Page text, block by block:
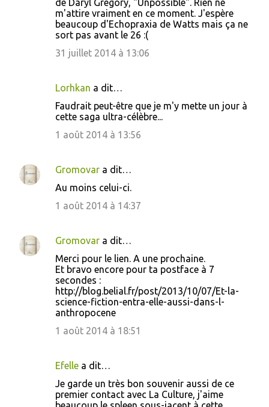
de Daryl Grégory, "Unpossible". Rien ne
m'attire vraiment en ce moment. J'espère
beaucoup d'Echopraxia de Watts mais ça ne
sort pas avant le 26 :(
31 juillet 2014 à 13:06
Lorhkan a dit…
Faudrait peut-être que je m'y mette un jour à
cette saga ultra-célèbre...
1 août 2014 à 13:56
Gromovar a dit…
Au moins celui-ci.
1 août 2014 à 14:37
Gromovar a dit…
Merci pour le lien. A une prochaine.
Et bravo encore pour ta postface à 7
secondes :
http://blog.belial.fr/post/2013/10/07/Et-la-
science-fiction-entra-elle-aussi-dans-l-
anthropocene
1 août 2014 à 18:51
Efelle a dit…
Je garde un très bon souvenir aussi de ce
premier contact avec La Culture, j'aime